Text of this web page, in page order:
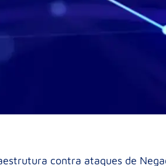
contra ataques de